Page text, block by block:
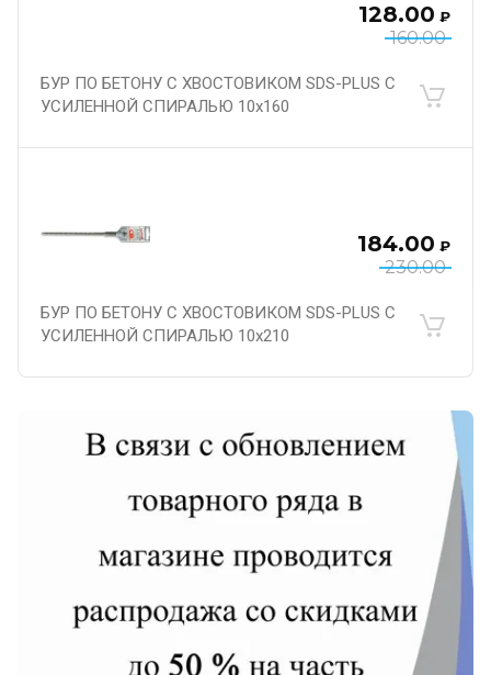
160.00
128.00 ₽
БУР ПО БЕТОНУ С ХВОСТОВИКОМ SDS-PLUS С
УСИЛЕННОЙ СПИРАЛЬЮ 10х160
230.00
184.00 ₽
БУР ПО БЕТОНУ С ХВОСТОВИКОМ SDS-PLUS С
УСИЛЕННОЙ СПИРАЛЬЮ 10х210